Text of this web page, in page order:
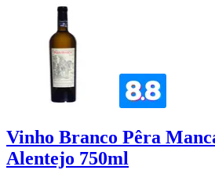
Vinho Branco Pêra
Alentejo 750ml